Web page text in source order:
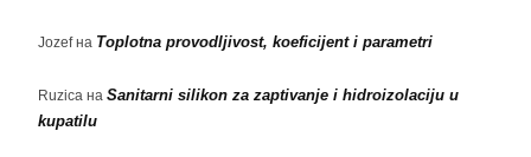
Jozefна Toplotna provodljivost, koeficijent i parametri
Ruzica на Sanitarni silikon za zaptivanje i hidroizolaciju u
kupatilu